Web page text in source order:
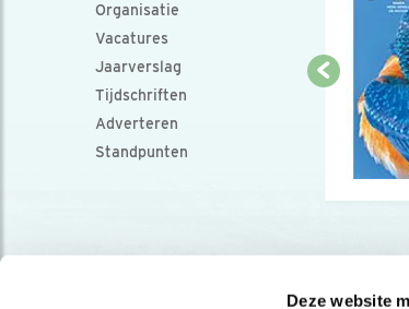
Deze website
Organisatie
Vacatures
Jaarverslag
Tijdschriften
Adverteren
Standpunten